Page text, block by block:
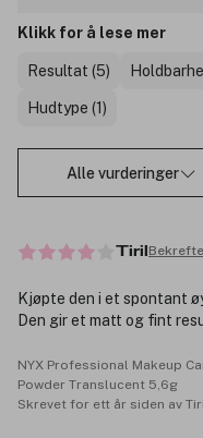
Klikk for å lese mer
Resultat (5)
Hudtype (1)
Alle vurderinger
Tiril
Kjøpte den i et spontant
Den gir et matt og fint
NYX Professional Makeup
Powder Translucent 5,6g
Skrevet for ett år siden av